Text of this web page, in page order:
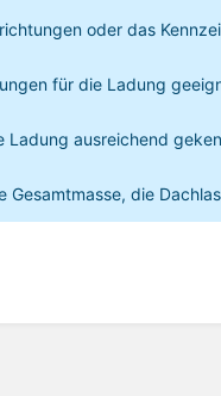
oder das
für die Ladung
Ladung ausreichend
Gesamtmasse, die